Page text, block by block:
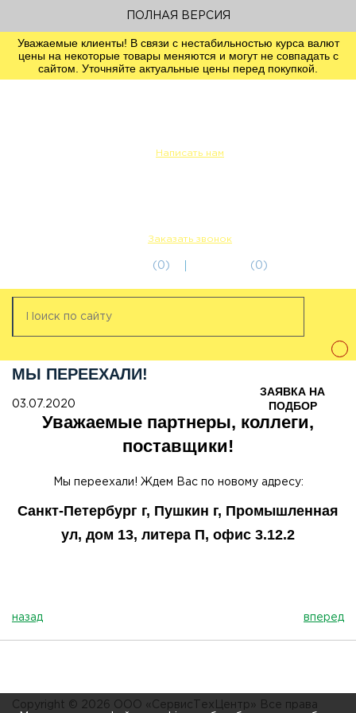
ПОЛНАЯ ВЕРСИЯ
Уважаемые клиенты! В связи с нестабильностью курса валют
цены на некоторые товары меняются и могут не совпадать с
сайтом. Уточняйте актуальные цены перед покупкой.
Написать нам
Заказать звонок
(0) (0)
ЗАЯВКА НА
ПОДБОР
МЫ ПЕРЕЕХАЛИ!
03.07.2020
Уважаемые партнеры, коллеги,
поставщики!
Мы переехали! Ждем Вас по новому адресу:
Санкт-Петербург г, Пушкин г, Промышленная
ул, дом 13, литера П, офис 3.12.2
назад вперед
Copyright © 2026 ООО «СервисТехЦентр» Все права